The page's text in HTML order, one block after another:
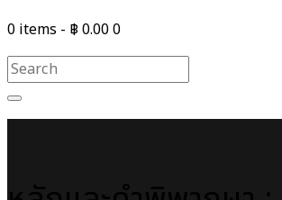
0 items - ฿ 0.000